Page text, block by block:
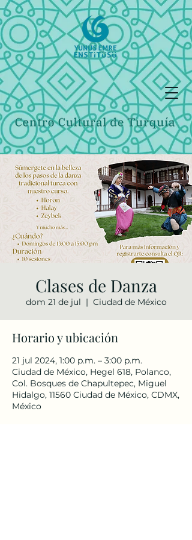
Clases de Danza
dom 21 de jul
  |
Ciudad de México
Horario y ubicación
21 jul 2024, 1:00 p.m. – 3:00 p.m.
Ciudad de México, Hegel 618, Polanco,
Col. Bosques de Chapultepec, Miguel
Hidalgo, 11560 Ciudad de México, CDMX,
México